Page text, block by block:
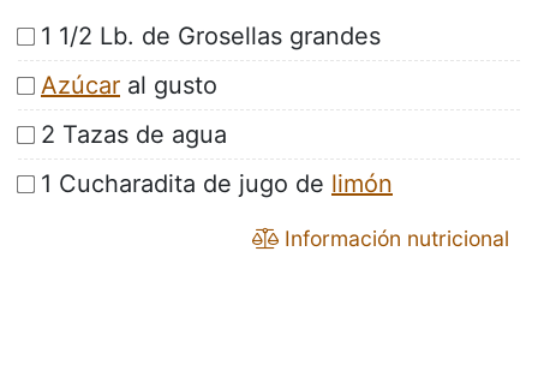
1 1/2 Lb. de Grosellas grandes
Azúcar al gusto
2 Tazas de agua
1 Cucharadita de jugo de limón
Información nutricional